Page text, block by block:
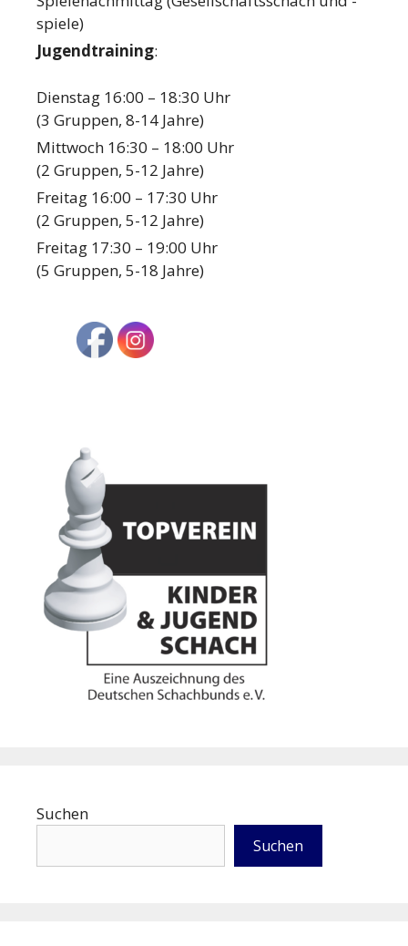
spiele)
Jugendtraining:
Dienstag 16:00 – 18:30 Uhr
(3 Gruppen, 8-14 Jahre)
Mittwoch 16:30 – 18:00 Uhr
(2 Gruppen, 5-12 Jahre)
Freitag 16:00 – 17:30 Uhr
(2 Gruppen, 5-12 Jahre)
Freitag 17:30 – 19:00 Uhr
(5 Gruppen, 5-18 Jahre)
Suchen
Suchen